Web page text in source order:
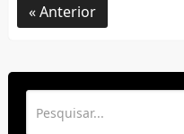
Anterior